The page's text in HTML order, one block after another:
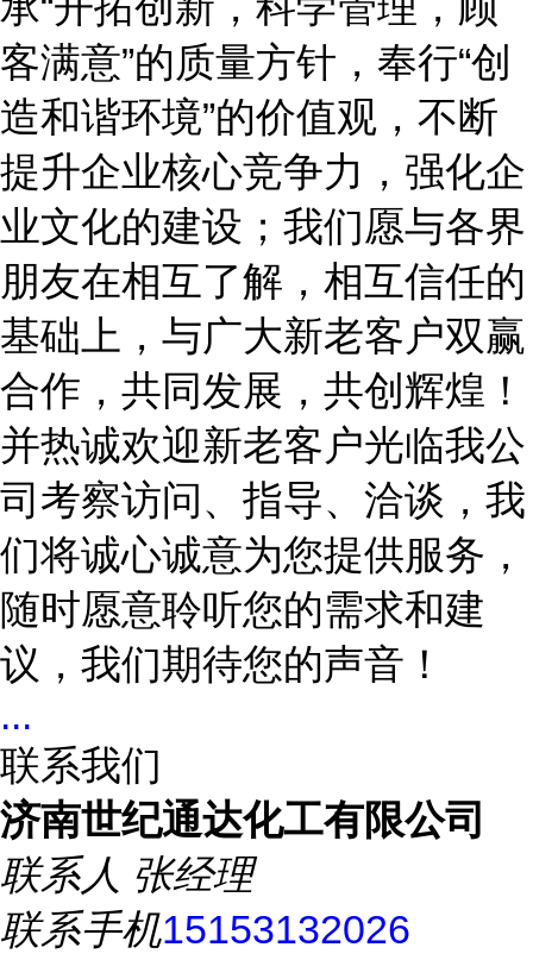
客满意”的质量方针，奉行“创
造和谐环境”的价值观，不断
提升企业核心竞争力，强化企
业文化的建设；我们愿与各界
朋友在相互了解，相互信任的
基础上，与广大新老客户双赢
合作，共同发展，共创辉煌！
并热诚欢迎新老客户光临我公
司考察访问、指导、洽谈，我
们将诚心诚意为您提供服务，
随时愿意聆听您的需求和建
议，我们期待您的声音！
...
联系我们
济南世纪通达化工有限公司
联系人 张经理
联系手机15153132026